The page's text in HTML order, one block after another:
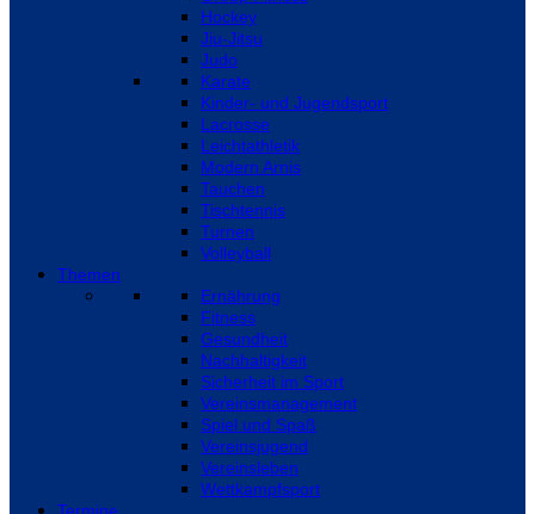
Hockey
Jiu-Jitsu
Judo
Karate
Kinder- und Jugendsport
Lacrosse
Leichtathletik
Modern Arnis
Tauchen
Tischtennis
Turnen
Volleyball
Themen
Ernährung
Fitness
Gesundheit
Nachhaltigkeit
Sicherheit im Sport
Vereinsmanagement
Spiel und Spaß
Vereinsjugend
Vereinsleben
Wettkampfsport